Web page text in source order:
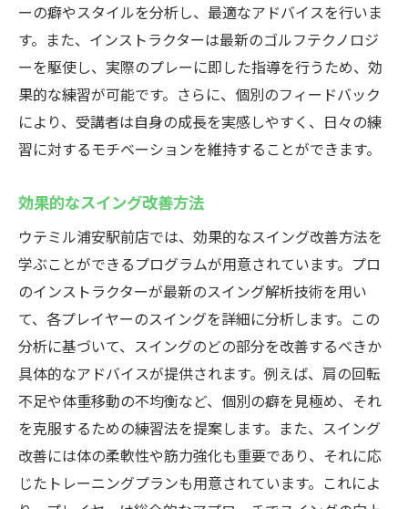
ーの癖やスタイルを分析し、最適なアドバイスを行いま
す。また、インストラクターは最新のゴルフテクノロジ
ーを駆使し、実際のプレーに即した指導を行うため、効
果的な練習が可能です。さらに、個別のフィードバック
により、受講者は自身の成長を実感しやすく、日々の練
習に対するモチベーションを維持することができます。
効果的なスイング改善方法
ウテミル浦安駅前店では、効果的なスイング改善方法を
学ぶことができるプログラムが用意されています。プロ
のインストラクターが最新のスイング解析技術を用い
て、各プレイヤーのスイングを詳細に分析します。この
分析に基づいて、スイングのどの部分を改善するべきか
具体的なアドバイスが提供されます。例えば、肩の回転
不足や体重移動の不均衡など、個別の癖を見極め、それ
を克服するための練習法を提案します。また、スイング
改善には体の柔軟性や筋力強化も重要であり、それに応
じたトレーニングプランも用意されています。これによ